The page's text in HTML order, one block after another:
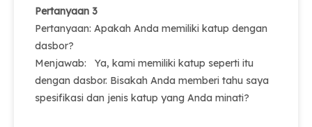
Pertanyaan 3
Pertanyaan: Apakah Anda memiliki katup dengan
dasbor?
Menjawab: Ya, kami memiliki katup seperti itu
dengan dasbor. Bisakah Anda memberi tahu saya
spesifikasi dan jenis katup yang Anda minati?